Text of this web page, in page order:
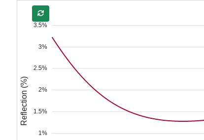
1%
1.5%
2%
2.5%
3%
3.5%
Reflection (%)